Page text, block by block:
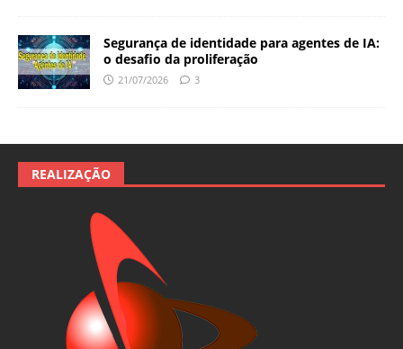
Segurança de identidade para agentes de IA:
o desafio da proliferação
21/07/2026 3
REALIZAÇÃO